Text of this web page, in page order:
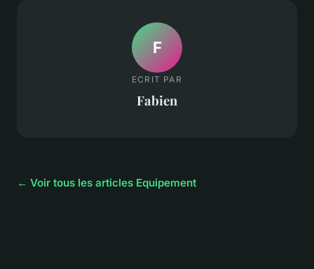
F
ECRIT PAR
Fabien
← Voir tous les articles Equipement